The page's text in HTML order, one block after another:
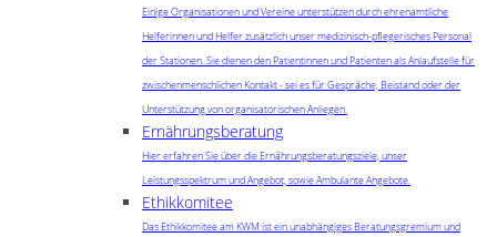
Einige Organisationen und Vereine unterstützen durch ehrenamtliche
Helferinnen und Helfer zusätzlich unser medizinisch-pflegerisches Personal
der Stationen. Sie dienen den Patientinnen und Patienten als Anlaufstelle für
zwischenmenschlichen Kontakt - sei es für Gespräche, Beistand oder der
Unterstützung von organisatorischen Anliegen.
Ernährungsberatung
Hier erfahren Sie über die Ernährungsberatungsziele, unser
Leistungsspektrum und Angebot, sowie Ambulante Angebote.
Ethikkomitee
Das Ethikkomitee am KWM ist ein unabhängiges Beratungsgremium und